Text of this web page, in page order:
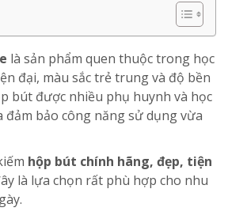
là sản phẩm quen thuộc trong học
đại, màu sắc trẻ trung và độ bền
bút được nhiều phụ huynh và học
đảm bảo công năng sử dụng vừa
hộp bút chính hãng, đẹp, tiện
là lựa chọn rất phù hợp cho nhu